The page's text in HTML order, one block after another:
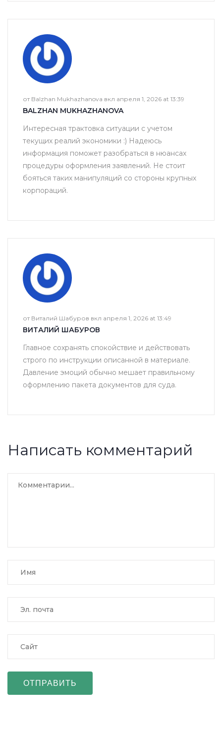
от Balzhan Mukhazhanova вкл апреля 1, 2026 at 13:39
BALZHAN MUKHAZHANOVA
Интересная трактовка ситуации с учетом
текущих реалий экономики :) Надеюсь
информация поможет разобраться в нюансах
процедуры оформления заявлений. Не стоит
бояться таких манипуляций со стороны крупных
корпораций.
от Виталий Шабуров вкл апреля 1, 2026 at 13:49
ВИТАЛИЙ ШАБУРОВ
Главное сохранять спокойствие и действовать
строго по инструкции описанной в материале.
Давление эмоций обычно мешает правильному
оформлению пакета документов для суда.
Написать комментарий
ОТПРАВИТЬ